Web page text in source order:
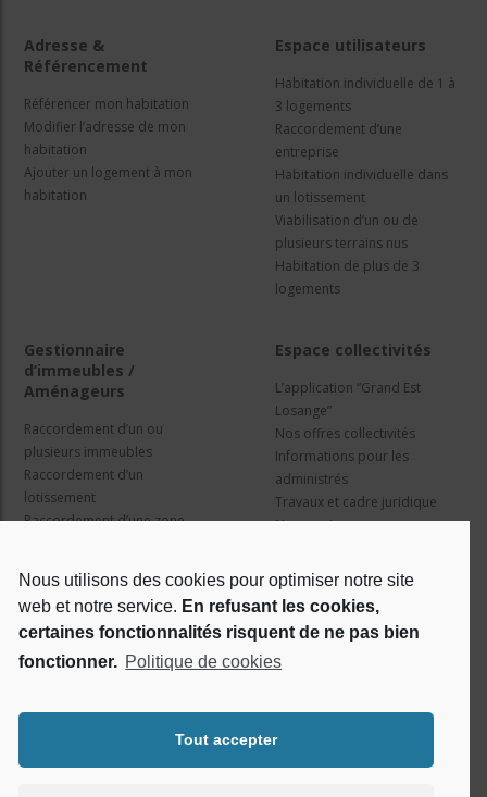
Nous utilisons des cookies pour optimiser notre site
web et notre service. En refusant les cookies,
certaines fonctionnalités risquent de ne pas bien
fonctionner. Politique de cookies
Tout accepter
Adresse &
Référencement
Référencer mon habitation
Modifier l’adresse de mon
habitation
Ajouter un logement à mon
habitation
Espace utilisateurs
Habitation individuelle de 1 à
3 logements
Raccordement d’une
entreprise
Habitation individuelle dans
un lotissement
Viabilisation d’un ou de
plusieurs terrains nus
Habitation de plus de 3
logements
Gestionnaire
d’immeubles /
Aménageurs
Raccordement d’un ou
plusieurs immeubles
Raccordement d’un
lotissement
Raccordement d’une zone
Espace collectivités
L’application “Grand Est
Losange”
Nos offres collectivités
Informations pour les
administrés
Travaux et cadre juridique
Nos services
Qui sommes nous ?
Le projet Losange
Réseaux sociaux